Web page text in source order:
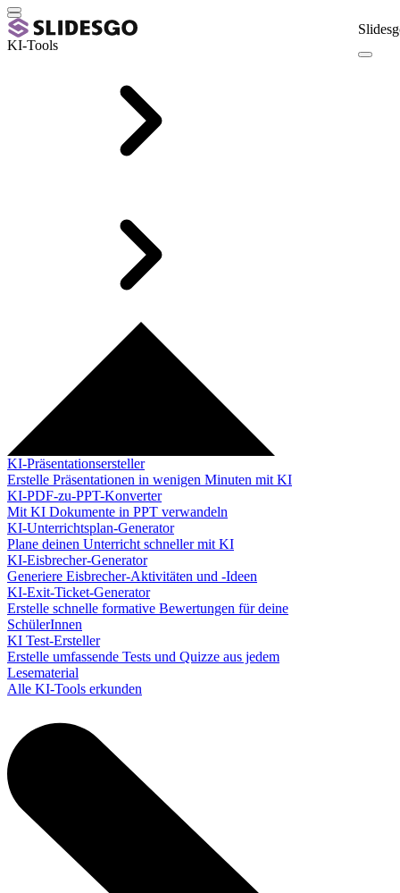
KI-Tools
KI-Präsentationsersteller
Erstelle Präsentationen in wenigen Minuten mit KI
KI-PDF-zu-PPT-Konverter
Mit KI Dokumente in PPT verwandeln
KI-Unterrichtsplan-Generator
Plane deinen Unterricht schneller mit KI
KI-Eisbrecher-Generator
Generiere Eisbrecher-Aktivitäten und -Ideen
KI-Exit-Ticket-Generator
Erstelle schnelle formative Bewertungen für deine
SchülerInnen
KI Test-Ersteller
Erstelle umfassende Tests und Quizze aus jedem
Lesematerial
Alle KI-Tools erkunden